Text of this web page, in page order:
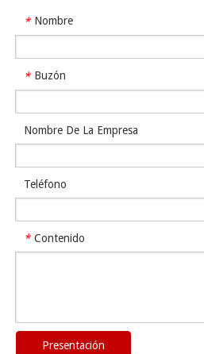
* Nombre
* Buzón
Nombre De La Empresa
Teléfono
* Contenido
Presentación